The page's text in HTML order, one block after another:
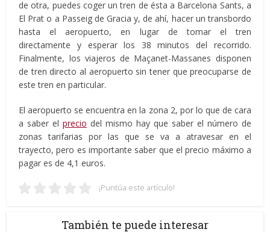
de otra, puedes coger un tren de ésta a Barcelona Sants, a
El Prat o a Passeig de Gracia y, de ahí, hacer un transbordo
hasta el aeropuerto, en lugar de tomar el tren
directamente y esperar los 38 minutos del recorrido.
Finalmente, los viajeros de Maçanet-Massanes disponen
de tren directo al aeropuerto sin tener que preocuparse de
este tren en particular.
El aeropuerto se encuentra en la zona 2, por lo que de cara
a saber elprecio del mismo hay que saber el número de
zonas tarifarias por las que se va a atravesar en el
trayecto, pero es importante saber que el precio máximo a
pagar es de 4,1 euros.
¡Puntúa este artículo!
También te puede interesar